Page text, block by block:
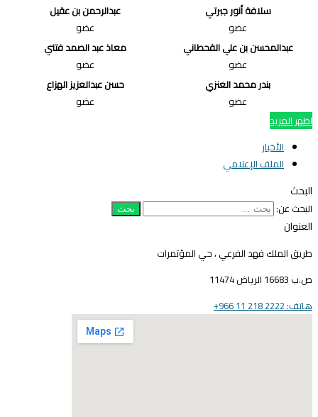
سلافة أنور جبرتي
عضو
عبدالرحمن بن عقيل
عضو
عبدالمحسن بن علي القحطاني
عضو
معاذ عبد الصمد فتني
عضو
بندر محمد العنزي
عضو
حسن عبدالعزيز الهزاع
عضو
المزيد
الأخبار
الملف الإعلامي
عن:
الملك فهد الفرعي ، حي المؤتمرات
الرياض 11474
2222 218 11 966+